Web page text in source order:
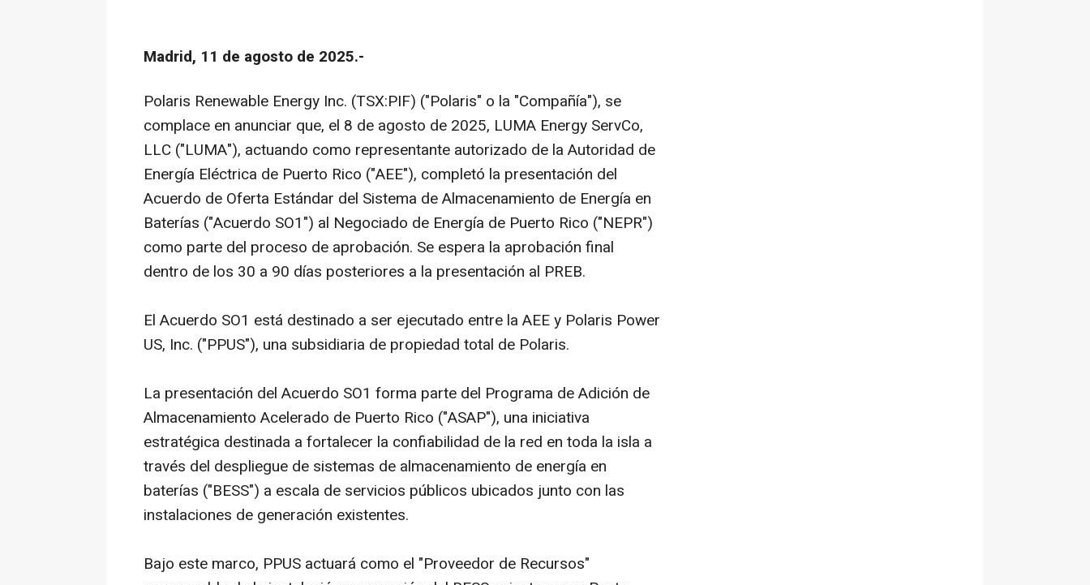
Madrid, 11 de agosto de 2025.-
Polaris Renewable Energy Inc. (TSX:PIF) ("Polaris" o la "Compañía"), se
complace en anunciar que, el 8 de agosto de 2025, LUMA Energy ServCo,
LLC ("LUMA"), actuando como representante autorizado de la Autoridad de
Energía Eléctrica de Puerto Rico ("AEE"), completó la presentación del
Acuerdo de Oferta Estándar del Sistema de Almacenamiento de Energía en
Baterías ("Acuerdo SO1") al Negociado de Energía de Puerto Rico ("NEPR")
como parte del proceso de aprobación. Se espera la aprobación final
dentro de los 30 a 90 días posteriores a la presentación al PREB.
El Acuerdo SO1 está destinado a ser ejecutado entre la AEE y Polaris Power
US, Inc. ("PPUS"), una subsidiaria de propiedad total de Polaris.
La presentación del Acuerdo SO1 forma parte del Programa de Adición de
Almacenamiento Acelerado de Puerto Rico ("ASAP"), una iniciativa
estratégica destinada a fortalecer la confiabilidad de la red en toda la isla a
través del despliegue de sistemas de almacenamiento de energía en
baterías ("BESS") a escala de servicios públicos ubicados junto con las
instalaciones de generación existentes.
Bajo este marco, PPUS actuará como el "Proveedor de Recursos"